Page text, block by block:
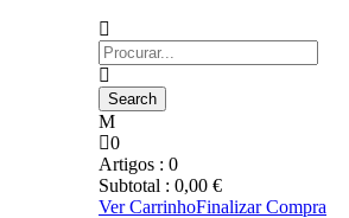
0
Artigos : 0
Subtotal : 0,00 €
Ver CarrinhoFinalizar Compra